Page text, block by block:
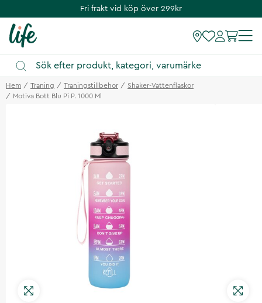
Fri frakt vid köp över 299kr
Hem Traning Traningstillbehor
Shaker-Vattenflaskor
Motiva Bott Blu Pi P. 1000 Ml